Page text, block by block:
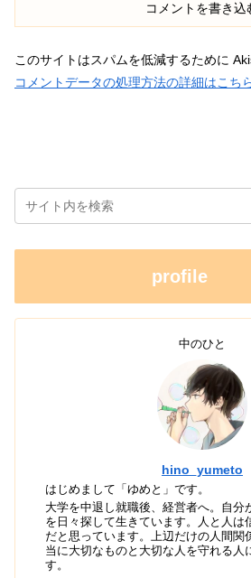
コメントを書き込
このサイトはスパムを低減するために
コメントデータの処理方法の詳細はこち
profile
中のひと
hino_yumeto
はじめまして「ゆめと」です。
大学を中退し就職後、経営者へ。自分
を日々探して生きています。人と人は
だと思っています。上辺だけの人間関
当に大切なものと大切な人を守れる人
す。